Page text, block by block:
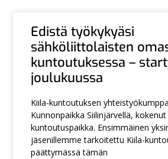
Edistä työkykyäsi
sähköliittolaisten
kuntoutuksessa –
joulukuussa
Kiila-kuntoutuksen
Kunnonpaikka Siilinjärvellä,
kuntoutuspaikka. Ensimmäinen
jäsenillemme tarkoitettu Kiila-
päättymässä tämän